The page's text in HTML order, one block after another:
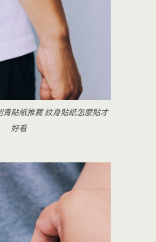
貼紙推薦 紋身貼紙怎麼貼才
好看